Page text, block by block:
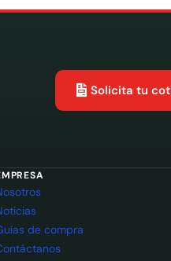
Solicita tu
de compra